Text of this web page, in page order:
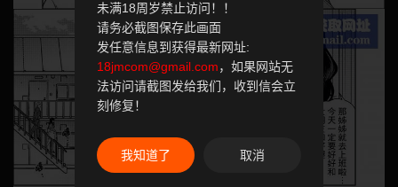
未满18周岁禁止访问！！
请务必截图保存此画面
发任意信息到获得最新网址:
18jmcom@gmail.com，如果网站无
法访问请截图发给我们，收到信会立
刻修复！
我知道了 取消